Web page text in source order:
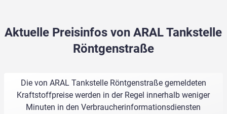
Aktuelle Preisinfos von ARAL Tankstelle
Röntgenstraße
Die von ARAL Tankstelle Röntgenstraße gemeldeten
Kraftstoffpreise werden in der Regel innerhalb weniger
Minuten in den Verbraucherinformationsdiensten